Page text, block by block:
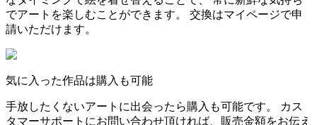
でアートを楽しむことができます。 交換はマイページで申
請いただけます。
気に入った作品は購入も可能
手放したくないアートに出会ったら購入も可能です。 カス
タマーサポートにお問い合わせ頂ければ、販売金額をお伝え